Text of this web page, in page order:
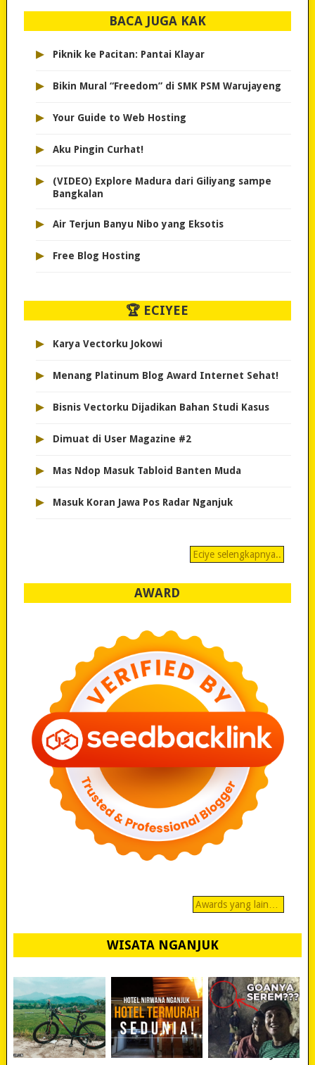
BACA JUGA KAK
▸ Piknik ke Pacitan: Pantai Klayar
▸ Bikin Mural “Freedom” di SMK PSM Warujayeng
▸ Your Guide to Web Hosting
▸ Aku Pingin Curhat!
▸
(VIDEO) Explore Madura dari Giliyang sampe
Bangkalan
▸ Air Terjun Banyu Nibo yang Eksotis
▸ Free Blog Hosting
🏆 ECIYEE
▸ Karya Vectorku Jokowi
▸ Menang Platinum Blog Award Internet Sehat!
▸ Bisnis Vectorku Dijadikan Bahan Studi Kasus
▸ Dimuat di User Magazine #2
▸ Mas Ndop Masuk Tabloid Banten Muda
▸ Masuk Koran Jawa Pos Radar Nganjuk
Eciye selengkapnya..
AWARD
Awards yang lain…
WISATA NGANJUK
REVIEW POLYGON
MURAH BANGET!
WISATA NGANJUK: